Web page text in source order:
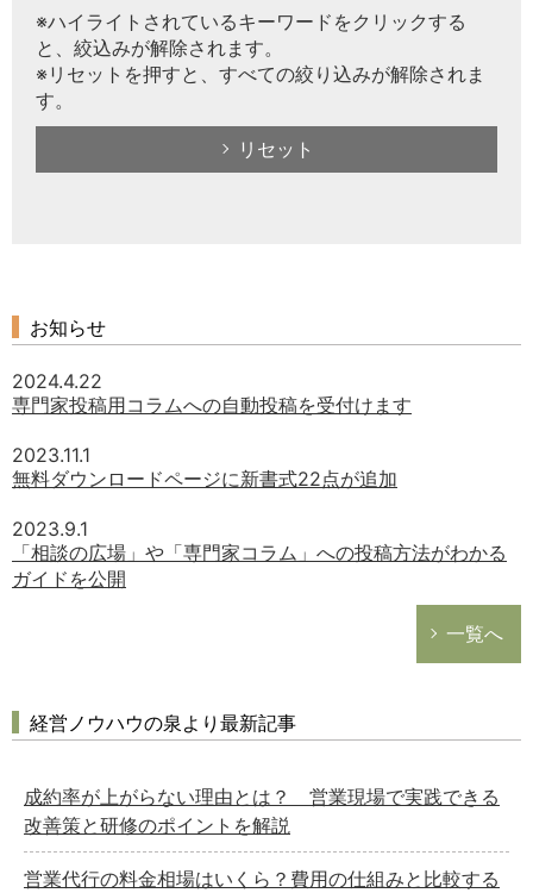
※ハイライトされているキーワードをクリックする
と、絞込みが解除されます。
※リセットを押すと、すべての絞り込みが解除されま
す。
リセット
お知らせ
2024.4.22
専門家投稿用コラムへの自動投稿を受付けます
2023.11.1
無料ダウンロードページに新書式22点が追加
2023.9.1
「相談の広場」や「専門家コラム」への投稿方法がわかる
ガイドを公開
一覧へ
経営ノウハウの泉より最新記事
成約率が上がらない理由とは？ 営業現場で実践できる
改善策と研修のポイントを解説
営業代行の料金相場はいくら？費用の仕組みと比較する